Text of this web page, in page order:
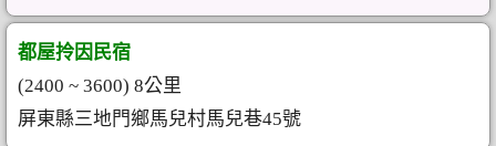
都屋拎因民宿
(2400 ~ 3600) 8公里
屏東縣三地門鄉馬兒村馬兒巷45號